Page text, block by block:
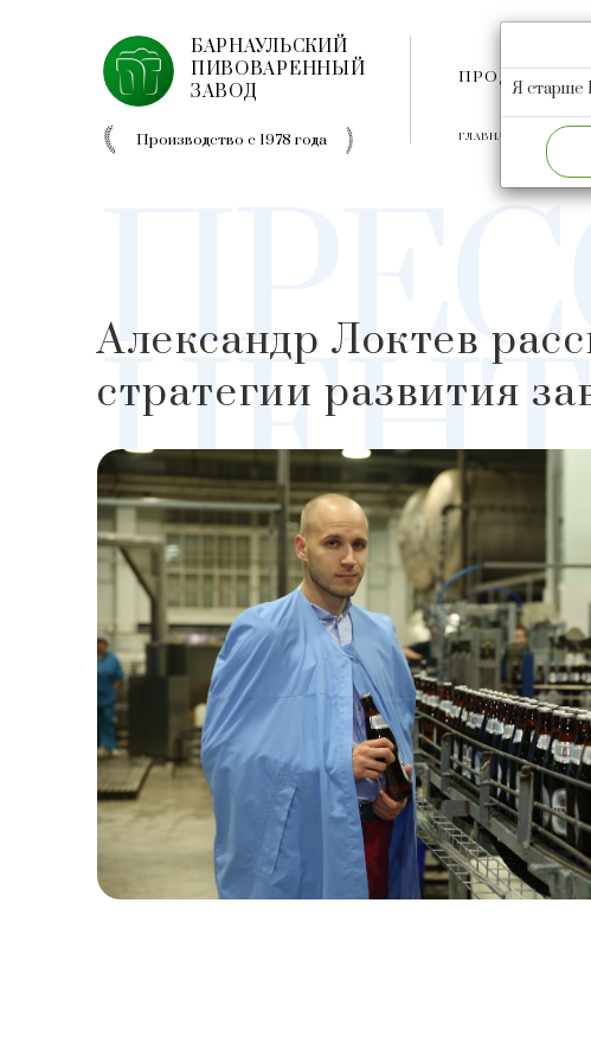
БАРНАУЛЬСКИЙ
ПИВОВАРЕННЫЙ
ЗАВОД
Производство с 1978 года
ПРОДУКЦИЯ
ГЛАВНАЯ
​Александр Локтев
стратегии развития
Я старше